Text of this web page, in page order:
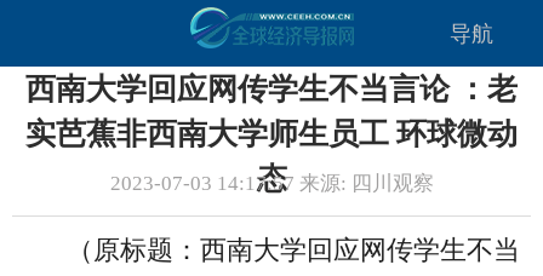
导航
西南大学回应网传学生不当言论 ：老
实芭蕉非西南大学师生员工 环球微动
态
2023-07-03 14:17:57 来源: 四川观察
（原标题：西南大学回应网传学生不当